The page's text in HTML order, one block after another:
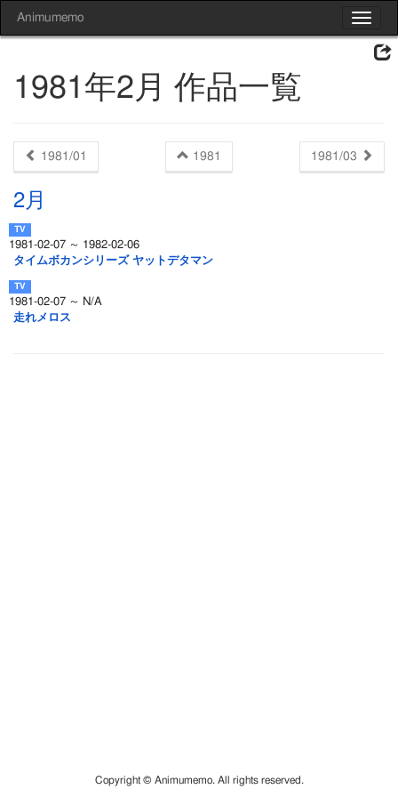
Toggle
Animumemo
1981年2月 作品一覧
1981/01 1981 1981/03
2月
1981-02-07 ～ 1982-02-06
タイムボカンシリーズ ヤットデタマン
1981-02-07 ～ N/A
走れメロス
Copyright © Animumemo. All rights reserved.